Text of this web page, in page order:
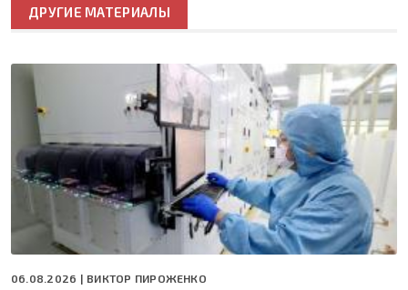
ДРУГИЕ МАТЕРИАЛЫ
06.08.2026 | ВИКТОР ПИРОЖЕНКО